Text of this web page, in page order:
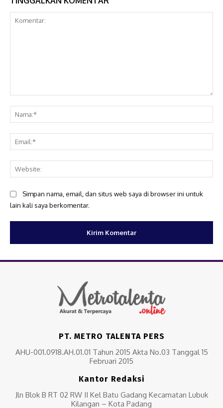
Simpan nama, email, dan situs web saya di browser ini untuk
lain kali saya berkomentar.
PT. METRO TALENTA PERS
AHU-001.0918.AH.01.01 Tahun 2015 Akta No.03 Tanggal 15
Februari 2015
Kantor Redaksi
Jln Blok B RT 02 RW II Kel Batu Gadang Kecamatan Lubuk
Kilangan – Kota Padang